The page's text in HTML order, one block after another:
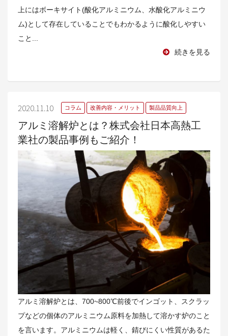
上にはボーキサイト(酸化アルミニウム、水酸化アルミニウ
ム)として存在していることでもわかるように酸化しやすい
こと...
続きを見る
2020.11.10 コラム 改善内容・メリット 製品品質向上
アルミ溶解炉とは？株式会社日本高熱工
業社の製品事例もご紹介！
アルミ溶解炉とは、700~800℃前後でインゴット、スクラッ
プなどの個体のアルミニウム原料を加熱して溶かす炉のこと
を言います。アルミニウムは軽く、錆びにくい性質があるた